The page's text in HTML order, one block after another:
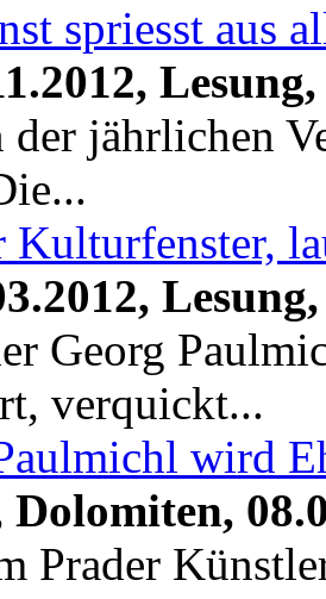
spriesst aus
der jährlichen
Kulturfenster,
Georg
verquickt...
wird
Prader